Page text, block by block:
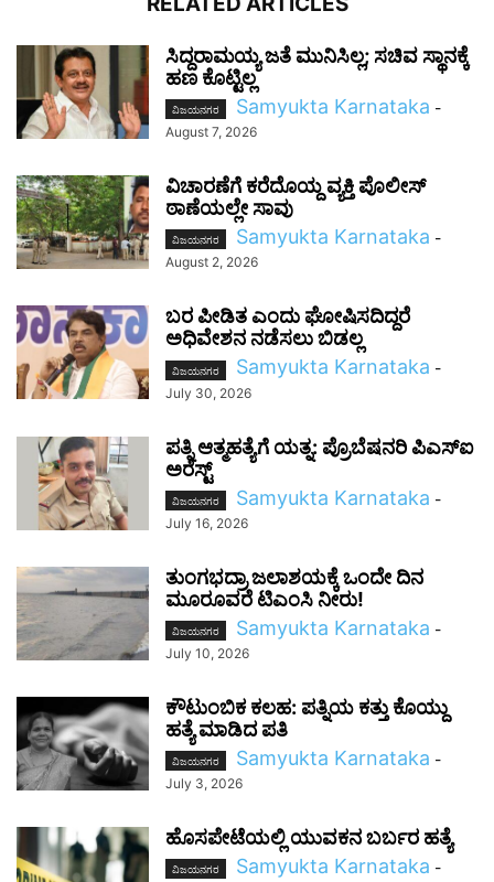
ಸಿದ್ದರಾಮಯ್ಯ ಜತೆ ಮುನಿಸಿಲ್ಲ; ಸಚಿವ ಸ್ಥಾನಕ್ಕೆ
ಹಣ ಕೊಟ್ಟಿಲ್ಲ
ವಿಜಯನಗರ Samyukta Karnataka -
August 7, 2026
ವಿಚಾರಣೆಗೆ ಕರೆದೊಯ್ದ ವ್ಯಕ್ತಿ ಪೊಲೀಸ್‌
ಠಾಣೆಯಲ್ಲೇ ಸಾವು
ವಿಜಯನಗರ Samyukta Karnataka -
August 2, 2026
ಬರ ಪೀಡಿತ ಎಂದು ಘೋಷಿಸದಿದ್ದರೆ
ಅಧಿವೇಶನ ನಡೆಸಲು ಬಿಡಲ್ಲ
ವಿಜಯನಗರ Samyukta Karnataka -
July 30, 2026
ಪತ್ನಿ ಆತ್ಮಹತ್ಯೆಗೆ ಯತ್ನ: ಪ್ರೊಬೆಷನರಿ ಪಿಎಸ್‌ಐ
ಅರೆಸ್ಟ್
ವಿಜಯನಗರ Samyukta Karnataka -
July 16, 2026
ತುಂಗಭದ್ರಾ ಜಲಾಶಯಕ್ಕೆ ಒಂದೇ ದಿನ
ಮೂರೂವರೆ ಟಿಎಂಸಿ ನೀರು!
ವಿಜಯನಗರ Samyukta Karnataka -
July 10, 2026
ಕೌಟುಂಬಿಕ ಕಲಹ: ಪತ್ನಿಯ ಕತ್ತು ಕೊಯ್ದು
ಹತ್ಯೆ ಮಾಡಿದ ಪತಿ
ವಿಜಯನಗರ Samyukta Karnataka -
July 3, 2026
ಹೊಸಪೇಟೆಯಲ್ಲಿ ಯುವಕನ ಬರ್ಬರ ಹತ್ಯೆ
ವಿಜಯನಗರ Samyukta Karnataka -